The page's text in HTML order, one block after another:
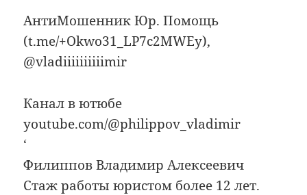
АнтиМошенник Юр. Помощь
(t.me/+Okwo31_LP7c2MWEy),
@vladiiiiiiiiiimir
Канал в ютюбе
youtube.com/@philippov_vladimir
‘
Филиппов Владимир Алексеевич
Стаж работы юристом более 12 лет.